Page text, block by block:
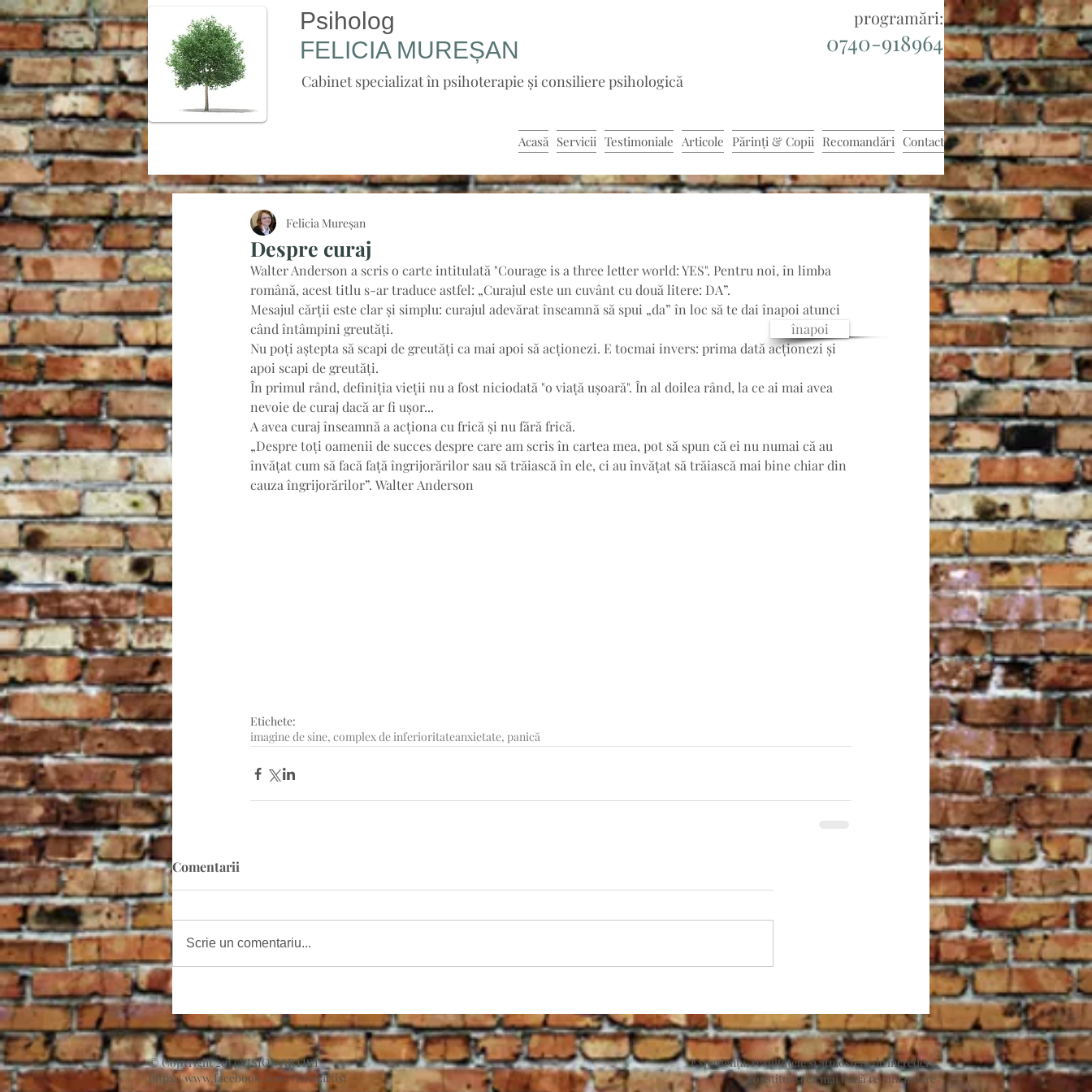
Psiholog
FELICIA MUREȘAN
programări:
0740-918964
Cabinet specializat în psihoterapie și consiliere psihologică
Acasă Servicii Testimoniale Articole Părinți & Copii Recomandări Contact
Despre curaj
Felicia Mureșan
Walter Anderson a scris o carte intitulată "Courage is a three letter world: YES". Pentru noi, în limba
română, acest titlu s-ar traduce astfel: „Curajul este un cuvânt cu două litere: DA”.
Mesajul cărții este clar și simplu: curajul adevărat înseamnă să spui „da” în loc să te dai înapoi atunci
când întâmpini greutăți.
Nu poți aștepta să scapi de greutăți ca mai apoi să acționezi. E tocmai invers: prima dată acționezi și
apoi scapi de greutăți.
În primul rând, definiția vieții nu a fost niciodată "o viață ușoară". În al doilea rând, la ce ai mai avea
nevoie de curaj dacă ar fi ușor...
A avea curaj înseamnă a acționa cu frică și nu fără frică.
„Despre toți oamenii de succes despre care am scris în cartea mea, pot să spun că ei nu numai că au
învățat cum să facă față îngrijorărilor sau să trăiască în ele, ci au învățat să trăiască mai bine chiar din
cauza îngrijorărilor”. Walter Anderson
Etichete:
imagine de sine, complex de inferioritateanxietate, panică
Comentarii
Scrie un comentariu...
înapoi
© Copyright 2014 VISION ARTIST
https://www.facebook.com/visionartist
Experiența, rezultatele și atmosfera de încredere
constituie cea mai bună recomandare